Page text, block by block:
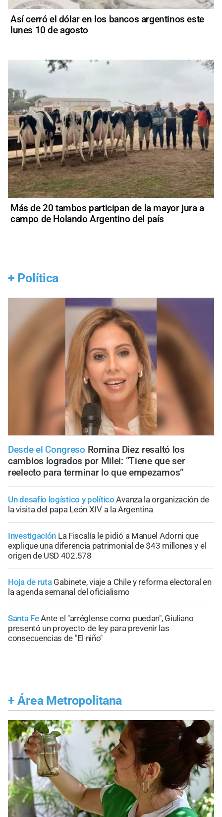
Así cerró el dólar en los bancos argentinos este
lunes 10 de agosto
Más de 20 tambos participan de la mayor jura a
campo de Holando Argentino del país
+ Política
Desde el Congreso Romina Diez resaltó los
cambios logrados por Milei: “Tiene que ser
reelecto para terminar lo que empezamos”
Un desafío logístico y político Avanza la organización de
la visita del papa León XIV a la Argentina
Investigación La Fiscalía le pidió a Manuel Adorni que
explique una diferencia patrimonial de $43 millones y el
origen de USD 402.578
Hoja de ruta Gabinete, viaje a Chile y reforma electoral en
la agenda semanal del oficialismo
Santa FeAnte el "arréglense como puedan", Giuliano
presentó un proyecto de ley para prevenir las
consecuencias de "El niño"
+ Área Metropolitana